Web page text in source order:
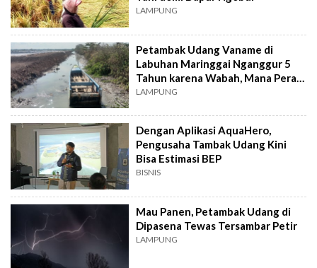
LAMPUNG
Petambak Udang Vaname di
Labuhan Maringgai Nganggur 5
Tahun karena Wabah, Mana Peran
Pemerintah?
LAMPUNG
Dengan Aplikasi AquaHero,
Pengusaha Tambak Udang Kini
Bisa Estimasi BEP
BISNIS
Mau Panen, Petambak Udang di
Dipasena Tewas Tersambar Petir
LAMPUNG